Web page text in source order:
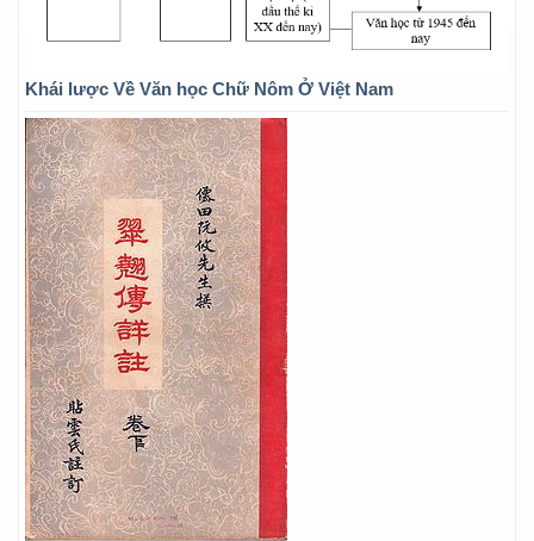
Khái lược Về Văn học Chữ Nôm Ở Việt Nam